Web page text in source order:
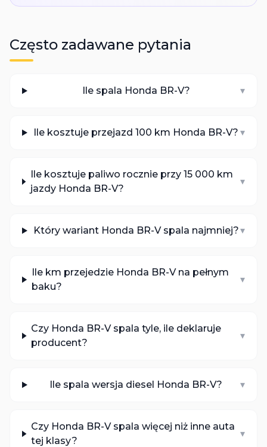
Często zadawane pytania
Ile spala Honda BR-V? ▾
Ile kosztuje przejazd 100 km Honda BR-V? ▾
Ile kosztuje paliwo rocznie przy 15 000 km
jazdy Honda BR-V?
▾
Który wariant Honda BR-V spala najmniej?▾
Ile km przejedzie Honda BR-V na pełnym
baku?
▾
Czy Honda BR-V spala tyle, ile deklaruje
producent?
▾
Ile spala wersja diesel Honda BR-V? ▾
Czy Honda BR-V spala więcej niż inne auta
tej klasy?
▾